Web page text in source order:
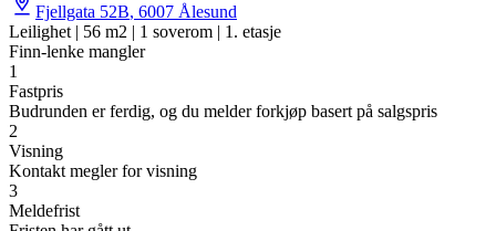
Fjellgata 52B, 6007 Ålesund
Leilighet | 56 m2 | 1 soverom | 1. etasje
Finn-lenke mangler
1
Fastpris
Budrunden er ferdig, og du melder forkjøp basert på salgspris
2
Visning
Kontakt megler for visning
3
Meldefrist